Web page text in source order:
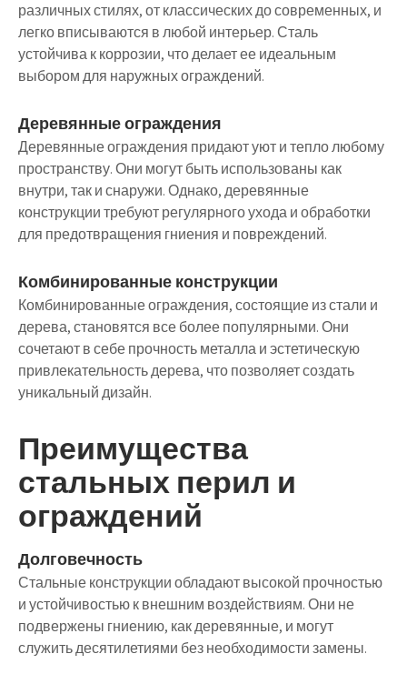
различных стилях, от классических до современных, и
легко вписываются в любой интерьер. Сталь
устойчива к коррозии, что делает ее идеальным
выбором для наружных ограждений.
Деревянные ограждения
Деревянные ограждения придают уют и тепло любому
пространству. Они могут быть использованы как
внутри, так и снаружи. Однако, деревянные
конструкции требуют регулярного ухода и обработки
для предотвращения гниения и повреждений.
Комбинированные конструкции
Комбинированные ограждения, состоящие из стали и
дерева, становятся все более популярными. Они
сочетают в себе прочность металла и эстетическую
привлекательность дерева, что позволяет создать
уникальный дизайн.
Преимущества
стальных перил и
ограждений
Долговечность
Стальные конструкции обладают высокой прочностью
и устойчивостью к внешним воздействиям. Они не
подвержены гниению, как деревянные, и могут
служить десятилетиями без необходимости замены.